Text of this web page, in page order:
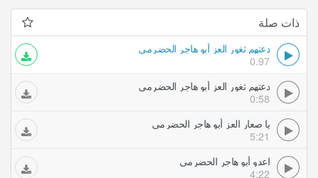
ذات صلة
دعتهم ثغور العز أبو هاجر الحضرمي
0.97
دعتهم ثغور العز أبو هاجر الحضرمي
0:58
يا صعار العز أبو هاجر الحضرمي
5:21
اعدو أبو هاجر الحضرمي
4:22